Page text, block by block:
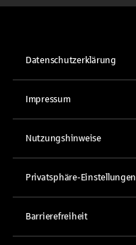
Datenschutzerklärung
Impressum
Nutzungshinweise
Privatsphäre-Einstellungen
Barrierefreiheit